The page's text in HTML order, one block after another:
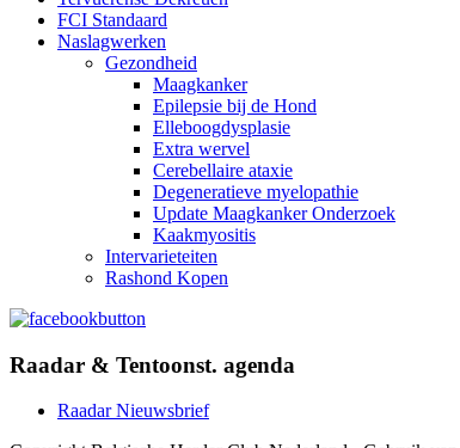
FCI Standaard
Naslagwerken
Gezondheid
Maagkanker
Epilepsie bij de Hond
Elleboogdysplasie
Extra wervel
Cerebellaire ataxie
Degeneratieve myelopathie
Update Maagkanker Onderzoek
Kaakmyositis
Intervarieteiten
Rashond Kopen
Raadar & Tentoonst. agenda
Raadar Nieuwsbrief